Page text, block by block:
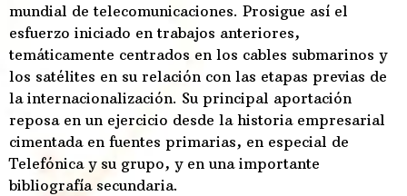
mundial de telecomunicaciones. Prosigue así el
esfuerzo iniciado en trabajos anteriores,
temáticamente centrados en los cables submarinos y
los satélites en su relación con las etapas previas de
la internacionalización. Su principal aportación
reposa en un ejercicio desde la historia empresarial
cimentada en fuentes primarias, en especial de
Telefónica y su grupo, y en una importante
bibliografía secundaria.